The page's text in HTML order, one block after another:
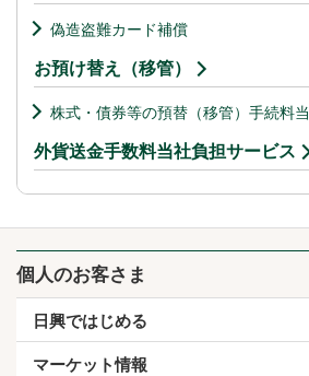
偽造盗難カード補償
お預け替え（移管）
株式・債券等の預替（移管）手続料
外貨送金手数料当社負担サービス
個人のお客さま
日興ではじめる
マーケット情報